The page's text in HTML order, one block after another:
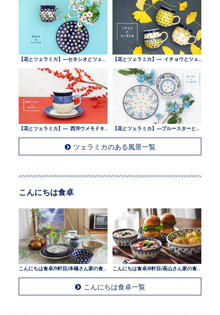
ツェラミカのある風景一覧
こんにちは食卓
こんにちは食卓/9軒目/本橋さん家の食卓
こんにちは食卓一覧